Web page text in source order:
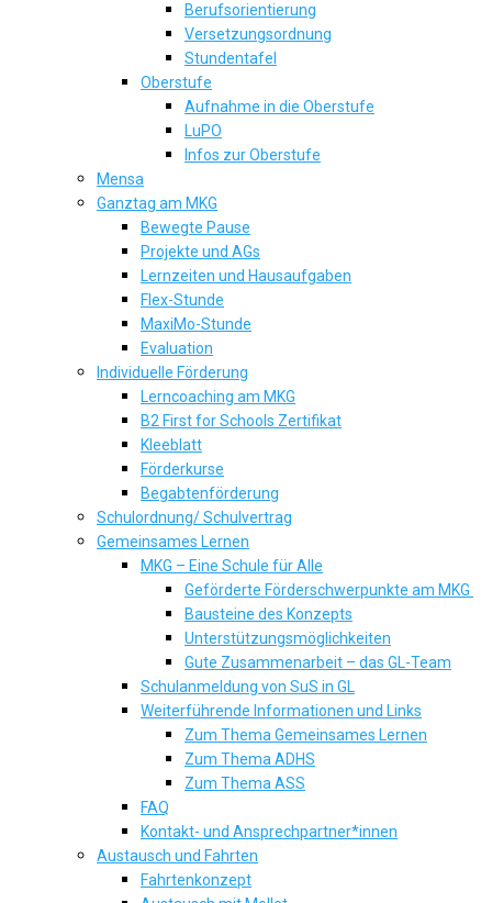
Berufsorientierung
Versetzungsordnung
Stundentafel
Oberstufe
Aufnahme in die Oberstufe
LuPO
Infos zur Oberstufe
Mensa
Ganztag am MKG
Bewegte Pause
Projekte und AGs
Lernzeiten und Hausaufgaben
Flex-Stunde
MaxiMo-Stunde
Evaluation
Individuelle Förderung
Lerncoaching am MKG
B2 First for Schools Zertifikat
Kleeblatt
Förderkurse
Begabtenförderung
Schulordnung/ Schulvertrag
Gemeinsames Lernen
MKG – Eine Schule für Alle
Geförderte Förderschwerpunkte am MKG
Bausteine des Konzepts
Unterstützungsmöglichkeiten
Gute Zusammenarbeit – das GL-Team
Schulanmeldung von SuS in GL
Weiterführende Informationen und Links
Zum Thema Gemeinsames Lernen
Zum Thema ADHS
Zum Thema ASS
FAQ
Kontakt- und Ansprechpartner*innen
Austausch und Fahrten
Fahrtenkonzept